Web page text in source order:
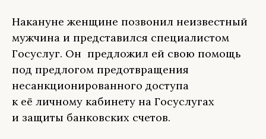
Накануне женщине позвонил неизвестный
мужчина и представился специалистом
Госуслуг. Он предложил ей свою помощь
под предлогом предотвращения
несанкционированного доступа
к её личному кабинету на Госуслугах
и защиты банковских счетов.